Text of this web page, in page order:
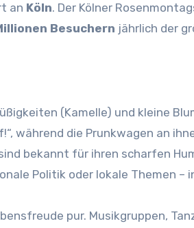
an Köln. Der Kölner
Besuchern jährlich der
(Kamelle) und kleine
während die Prunkwagen an
bekannt für ihren scharfen
Politik oder lokale Themen –
pur. Musikgruppen,